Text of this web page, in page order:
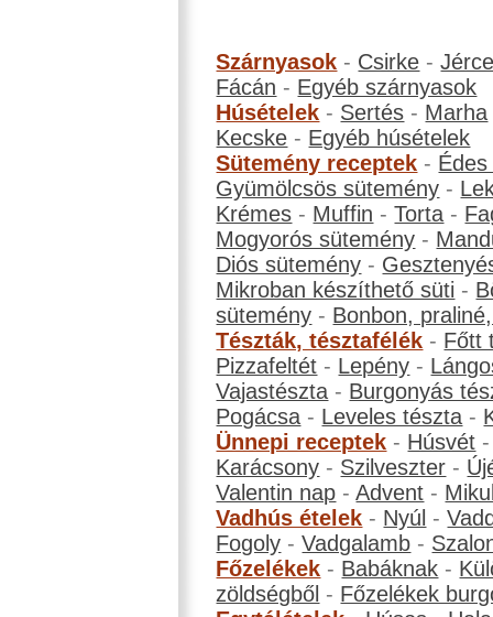
Szárnyasok - Csirke -
Fácán - Egyéb szárnyasok
Húsételek - Sertés - Marha
Kecske - Egyéb húsételek
Sütemény receptek -
Gyümölcsös sütemény -
Krémes - Muffin -Torta -
Mogyorós sütemény -
Diós sütemény -
Mikroban készíthető süti -
sütemény - Bonbon,
Tészták, tésztafélék - Főtt
Pizzafeltét - Lepény -
Vajastészta - Burgonyás
Pogácsa - Leveles tészta -
Ünnepi receptek - Húsvét
Karácsony - Szilveszter -
Valentin nap -Advent -
Vadhús ételek - Nyúl -
Fogoly -Vadgalamb -
Főzelékek - Babáknak -
zöldségből - Főzelékek